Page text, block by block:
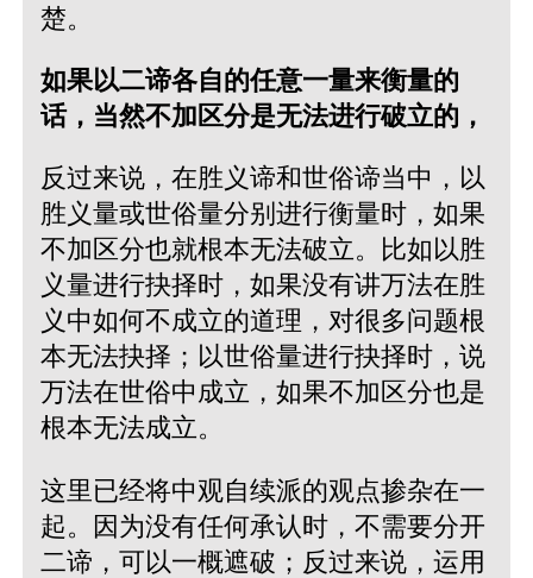
楚。
如果以二谛各自的任意一量来衡量的
话，当然不加区分是无法进行破立的，
反过来说，在胜义谛和世俗谛当中，以
胜义量或世俗量分别进行衡量时，如果
不加区分也就根本无法破立。比如以胜
义量进行抉择时，如果没有讲万法在胜
义中如何不成立的道理，对很多问题根
本无法抉择；以世俗量进行抉择时，说
万法在世俗中成立，如果不加区分也是
根本无法成立。
这里已经将中观自续派的观点掺杂在一
起。因为没有任何承认时，不需要分开
二谛，可以一概遮破；反过来说，运用